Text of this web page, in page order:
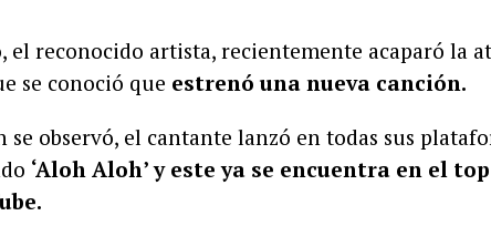
, el reconocido artista, recientemente acaparó la
se conoció que estrenó una nueva canción.
se observó, el cantante lanzó en todas sus
‘Aloh Aloh’ y este ya se encuentra en el